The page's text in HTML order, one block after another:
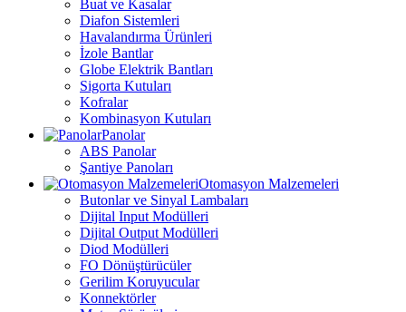
Buat ve Kasalar
Diafon Sistemleri
Havalandırma Ürünleri
İzole Bantlar
Globe Elektrik Bantları
Sigorta Kutuları
Kofralar
Kombinasyon Kutuları
Panolar
ABS Panolar
Şantiye Panoları
Otomasyon Malzemeleri
Butonlar ve Sinyal Lambaları
Dijital Input Modülleri
Dijital Output Modülleri
Diod Modülleri
FO Dönüştürücüler
Gerilim Koruyucular
Konnektörler